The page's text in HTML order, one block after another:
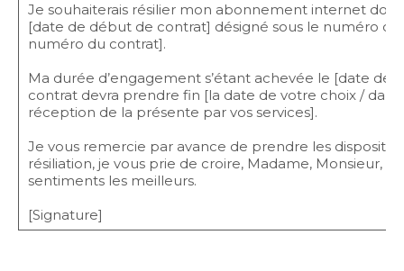
Je souhaiterais résilier mon abonnement internet
[date de début de contrat] désigné sous le numéro
numéro du contrat].
Ma durée d’engagement s’étant achevée le [date de
contrat devra prendre fin [la date de votre choix / dans
réception de la présente par vos services].
Je vous remercie par avance de prendre les
résiliation, je vous prie de croire, Madame, Monsieur,
sentiments les meilleurs.
[Signature]